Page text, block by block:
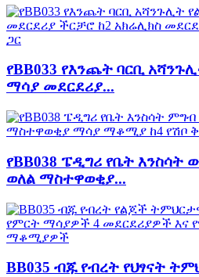
የBB033 የእንጨት ባርቢ
ማሳያ መደርደሪያ...
የBB038 ፔዲግሪ የቤት
ወለል ማስተዋወቂያ...
BB035 ብጁ የብረት የህፃናት